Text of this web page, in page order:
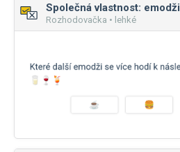
Společná vlastnost: emodži
Rozhodovačka • lehké